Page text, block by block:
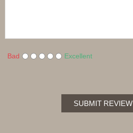
Bad Excellent
SUBMIT REVIEW